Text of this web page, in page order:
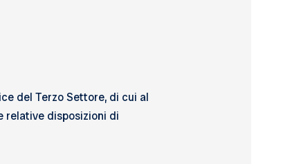
del Terzo Settore, di cui al
relative disposizioni di